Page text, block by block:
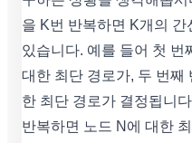
을 K번 반복하면 K개의
있습니다. 예를 들어 첫 번
대한 최단 경로가, 두 번째
한 최단 경로가 결정됩니
반복하면 노드 N에 대한